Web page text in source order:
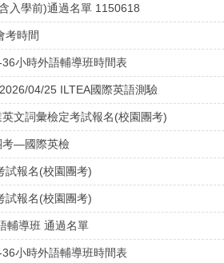
入學前)通過名單 1150618
考時間
小時外語輔導班時間表
04/25 ILTEA國際英語測驗
文詞彙檢定考試報名(校園團考)
考—國際英檢
試報名(校園團考)
試報名(校園團考)
輔導班 通過名單
小時外語輔導班時間表